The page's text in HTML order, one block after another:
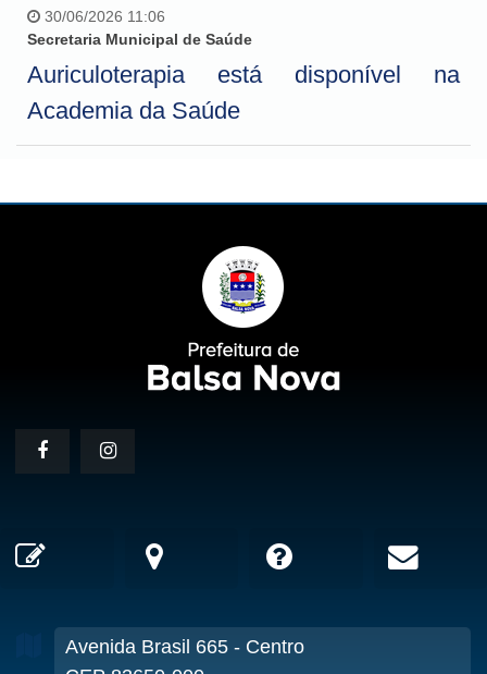
30/06/2026 11:06
Secretaria Municipal de Saúde
Auriculoterapia está disponível na
Academia da Saúde
Avenida Brasil 665 - Centro